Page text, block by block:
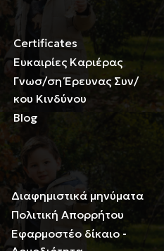
Certificates
Ευκαιρίες Καριέρας
Γνωσ/ση Έρευνας Συν/
κου Κινδύνου
Blog
Περιορισμοί ευθύνης
Διαφημιστικά μηνύματα
Πολιτική Απορρήτου
Εφαρμοστέο δίκαιο -